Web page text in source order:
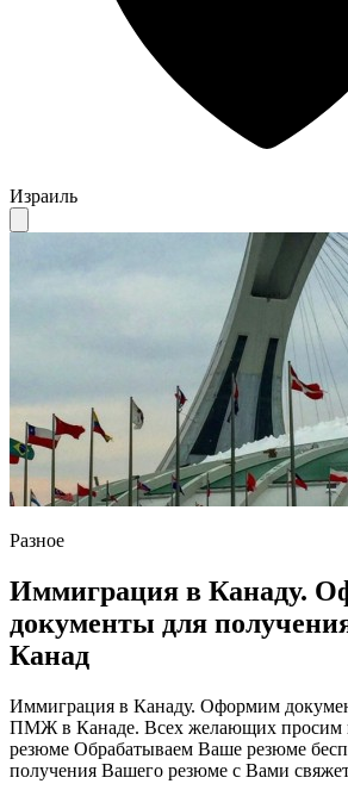
Израиль
Разное
Иммиграция в Канаду.
документы для
Канад
Иммиграция в Канаду. Оформим
ПМЖ в Канаде. Всех желающих просим
резюме Обрабатываем Ваше резюме
получения Вашего резюме с Вами